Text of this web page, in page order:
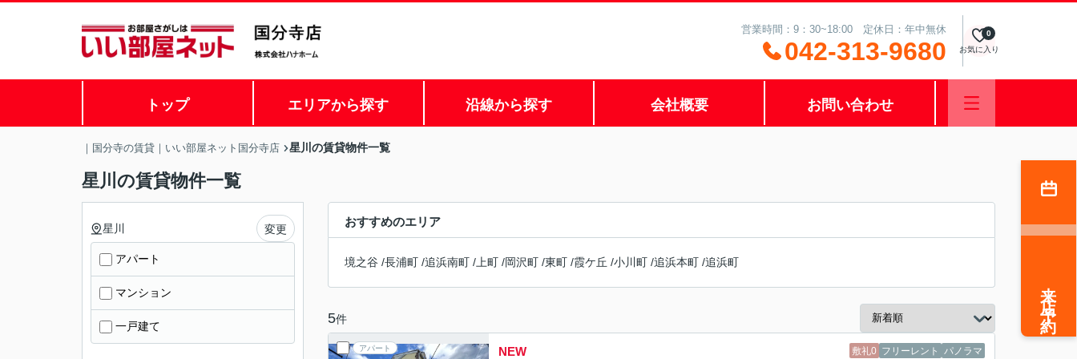
営業時間：9：30~18:00 定休日：年中無休
042-313-9680 お気に入り
0
トップ エリアから探す 沿線から探す 会社概要 お問い合わせ
｜国分寺の賃貸｜いい部屋ネット国分寺店 星川の賃貸物件一覧
星川の賃貸物件一覧
おすすめのエリア
境之谷 /長浦町 /追浜南町 / 上町 /岡沢町 /東町 /霞ケ丘 /小川町 /追浜本町 /追浜町
5件
アパート 敷礼0 フリーレント パノラマ
NEW
星川 変更
アパート
マンション
一戸建て
来店予約